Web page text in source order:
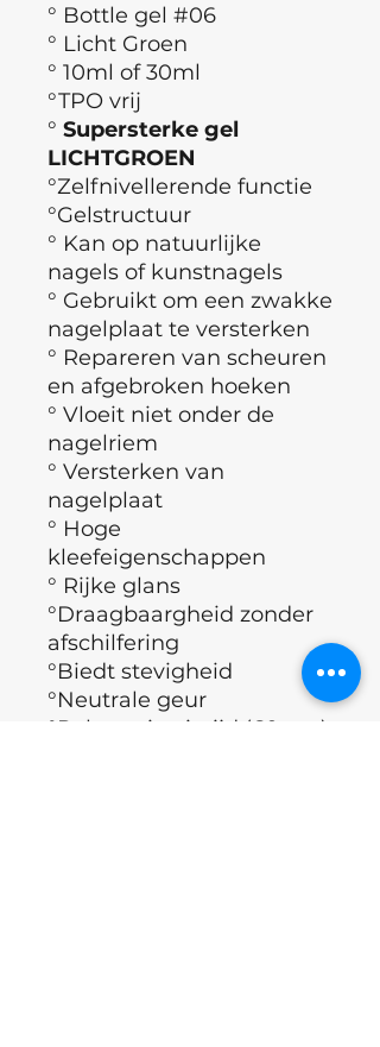
° Bottle gel #06
° Licht Groen
° 10ml of 30ml
°TPO vrij
° Supersterke gel
LICHTGROEN
°Zelfnivellerende functie
°Gelstructuur
° Kan op natuurlijke
nagels of kunstnagels
° Gebruikt om een zwakke
nagelplaat te versterken
° Repareren van scheuren
en afgebroken hoeken
° Vloeit niet onder de
nagelriem
° Versterken van
nagelplaat
° Hoge
kleefeigenschappen
° Rijke glans
°Draagbaargheid zonder
afschilfering
°Biedt stevigheid
°Neutrale geur
°Polymerisatietijd (60 sec)